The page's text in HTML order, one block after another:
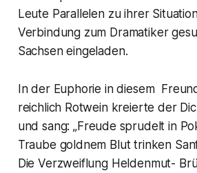
Leute Parallelen zu ihrer
Verbindung zum Dramatiker
Sachsen eingeladen.
In der Euphorie in diesem
reichlich Rotwein kreierte der
und sang:„Freude sprudelt in
Traube goldnem Blut trinken
Die Verzweiflung Heldenmut-